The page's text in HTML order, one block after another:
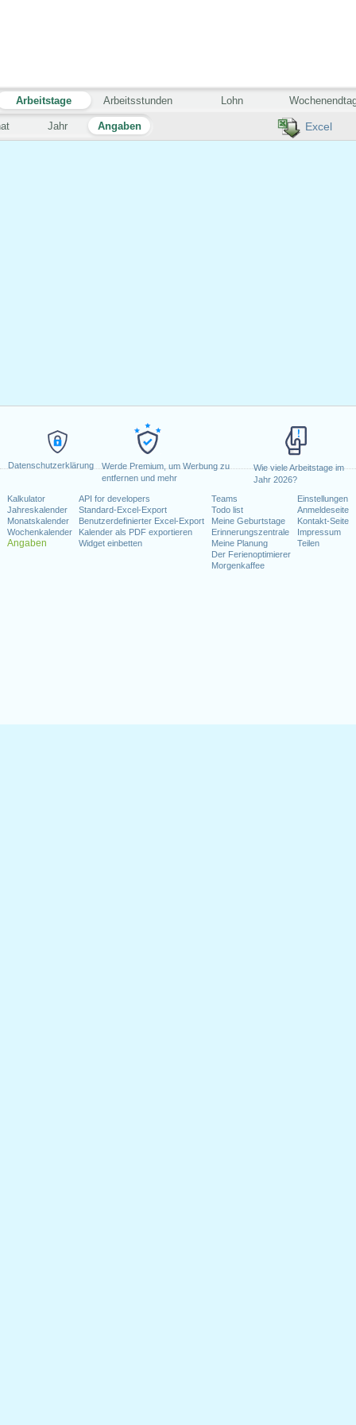
Datenschutzerklärung
Werde Premium, um Werbung zu
entfernen und mehr
Wie viele Arbeitstage im
Jahr 2026?
Kalkulator
Jahreskalender
Monatskalender
Wochenkalender
Angaben
API for developers
Standard-Excel-Export
Benutzerdefinierter Excel-Export
Kalender als PDF exportieren
Widget einbetten
Teams
Todo list
Meine Geburtstage
Erinnerungszentrale
Meine Planung
Der Ferienoptimierer
Morgenkaffee
Einstellungen
Anmeldeseite
Kontakt-Seite
Impressum
Teilen
Excel
Jahr Angaben
Arbeitstage Arbeitsstunden Lohn